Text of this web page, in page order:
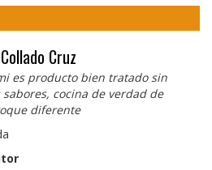
Cruz
es producto bien tratado sin
cocina de verdad de
diferente